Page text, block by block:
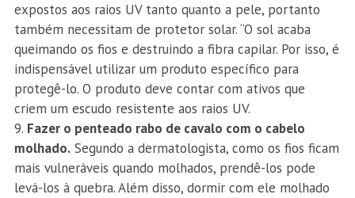
expostos aos raios UV tanto quanto a pele, portanto
também necessitam de protetor solar. “O sol acaba
queimando os fios e destruindo a fibra capilar. Por isso, é
indispensável utilizar um produto específico para
protegê-lo. O produto deve contar com ativos que
criem um escudo resistente aos raios UV.
Fazer o penteado rabo de cavalo com o cabelo
molhado.Segundo a dermatologista, como os fios ficam
mais vulneráveis quando molhados, prendê-los pode
levá-los à quebra. Além disso, dormir com ele molhado